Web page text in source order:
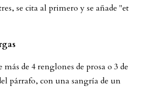
se cita al primero y se añade "et
más de 4 renglones de prosa o 3 de
párrafo, con una sangría de un